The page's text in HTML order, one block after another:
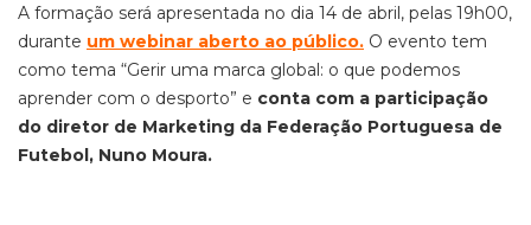
A formação será apresentada no dia 14 de abril, pelas 19h00,
durante um webinar aberto ao público. O evento tem
como tema “Gerir uma marca global: o que podemos
aprender com o desporto” e conta com a participação
do diretor de Marketing da Federação Portuguesa de
Futebol, Nuno Moura.